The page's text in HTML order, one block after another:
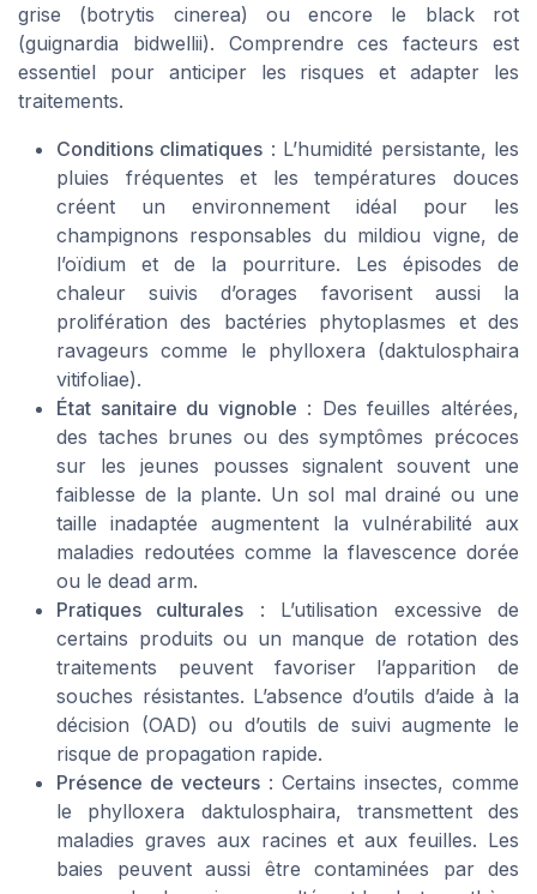
grise (botrytis cinerea) ou encore le black rot
(guignardia bidwellii). Comprendre ces facteurs est
essentiel pour anticiper les risques et adapter les
traitements.
Conditions climatiques : L’humidité persistante, les
pluies fréquentes et les températures douces
créent un environnement idéal pour les
champignons responsables du mildiou vigne, de
l’oïdium et de la pourriture. Les épisodes de
chaleur suivis d’orages favorisent aussi la
prolifération des bactéries phytoplasmes et des
ravageurs comme le phylloxera (daktulosphaira
vitifoliae).
État sanitaire du vignoble : Des feuilles altérées,
des taches brunes ou des symptômes précoces
sur les jeunes pousses signalent souvent une
faiblesse de la plante. Un sol mal drainé ou une
taille inadaptée augmentent la vulnérabilité aux
maladies redoutées comme la flavescence dorée
ou le dead arm.
Pratiques culturales : L’utilisation excessive de
certains produits ou un manque de rotation des
traitements peuvent favoriser l’apparition de
souches résistantes. L’absence d’outils d’aide à la
décision (OAD) ou d’outils de suivi augmente le
risque de propagation rapide.
Présence de vecteurs : Certains insectes, comme
le phylloxera daktulosphaira, transmettent des
maladies graves aux racines et aux feuilles. Les
baies peuvent aussi être contaminées par des